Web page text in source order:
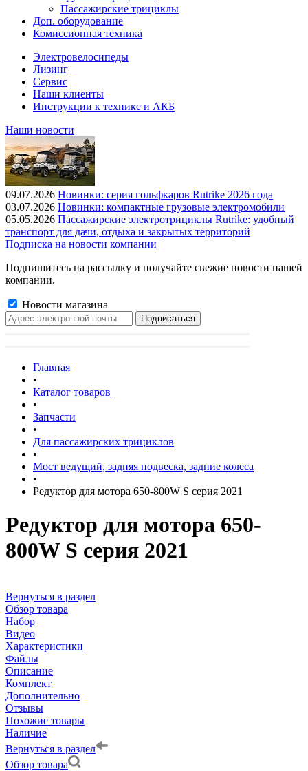
Пассажирские трициклы
Доп. оборудование
Комиссионная техника
Электровелосипеды
Лизинг
Сервис
Наши клиенты
Инструкции к технике и АКБ
Наши новости
09.07.2026 Новинки: серия гольфкаров Rutrike 2026 года
03.07.2026 Новинки: компактные грузовые электромобили
05.05.2026 Пассажирские электротрициклы Rutrike: удобный
транспорт для дачи, отдыха и закрытых территорий
Подписка на новости компании
Подпишитесь на рассылку и получайте свежие новости нашей
компании.
Новости магазина
Главная
•
Каталог товаров
•
Запчасти
•
Для пассажирских трициклов
•
Мост ведущий, задняя подвеска, задние колеса
•
Редуктор для мотора 650-800W S серия 2021
Редуктор для мотора 650-
800W S серия 2021
Вернуться в раздел
Обзор товара
Набор
Видео
Характеристики
Файлы
Описание
Комплект
Дополнительно
Отзывы
Похожие товары
Наличие
Вернуться в раздел
Обзор товара